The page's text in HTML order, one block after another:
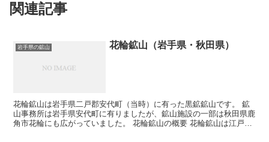
関連記事
岩手県の鉱山 花輪鉱山（岩手県・秋田県）
花輪鉱山は岩手県二戸郡安代町（当時）に有った黒鉱鉱山です。 鉱
山事務所は岩手県安代町に有りましたが、鉱山施設の一部は秋田県鹿
角市花輪にも広がっていました。 花輪鉱山の概要 花輪鉱山は江戸時